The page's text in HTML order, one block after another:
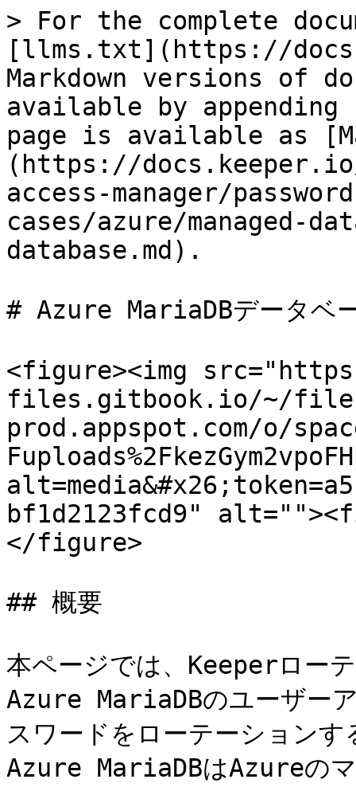
> For the complete
[llms.txt](https://
Markdown versions of
available by
page is available as
(https://
access-manager/
cases/azure/managed-
database.md).
# Azure MariaDBデータベ
<figure><img
files.gitbook.io/~/
prod.appspot.com/o/
bf1d2123fcd9"
</figure>
## 概要
本ページでは、Keeperロー
Azure MariaDBのユーザー
スワードをローテーション
Azure MariaDBはAzureの